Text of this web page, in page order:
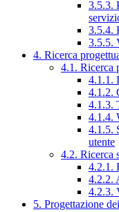
3.5.3.
3.5.4.
3.5.5.
4. Ricerca
4.1. Ricerca
4.1.1.
4.1.2.
4.1.3.
4.1.4.
4.1.5.
utente
4.2. Ricerca
4.2.1.
4.2.2.
4.2.3.
5. Progettazione